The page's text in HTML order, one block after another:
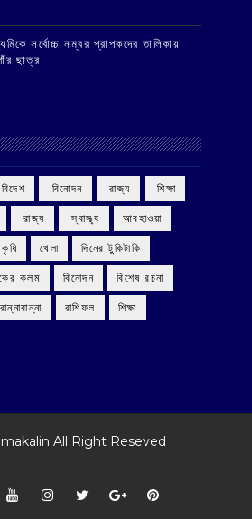
সর্বোচ্চ নম্বর প্রাপকদের তালিকায়
ছাত্র
‌ বিনোদন ‌ রাজ্য ‌ শিক্ষা
‌ রাজ্য ‌ স্বাস্থ্য আবহাওয়া
কৃষি খেলা দিনের টুকিটাকি
কলম বিনোদন বিশেষ রচনা
রান্নাবান্না রাশিফল শিক্ষা
All Right Reseved